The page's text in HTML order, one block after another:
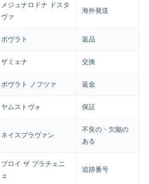
メジュナロドナ ドスタ
ヴァ
海外発送
ポヴラト 返品
ザミェナ 交換
ポヴラト ノフツァ 返金
ヤムストヴォ 保証
ネイスプラヴァン
不良の・欠陥の
ある
ブロイ ザ プラチェニ
ェ
追跡番号